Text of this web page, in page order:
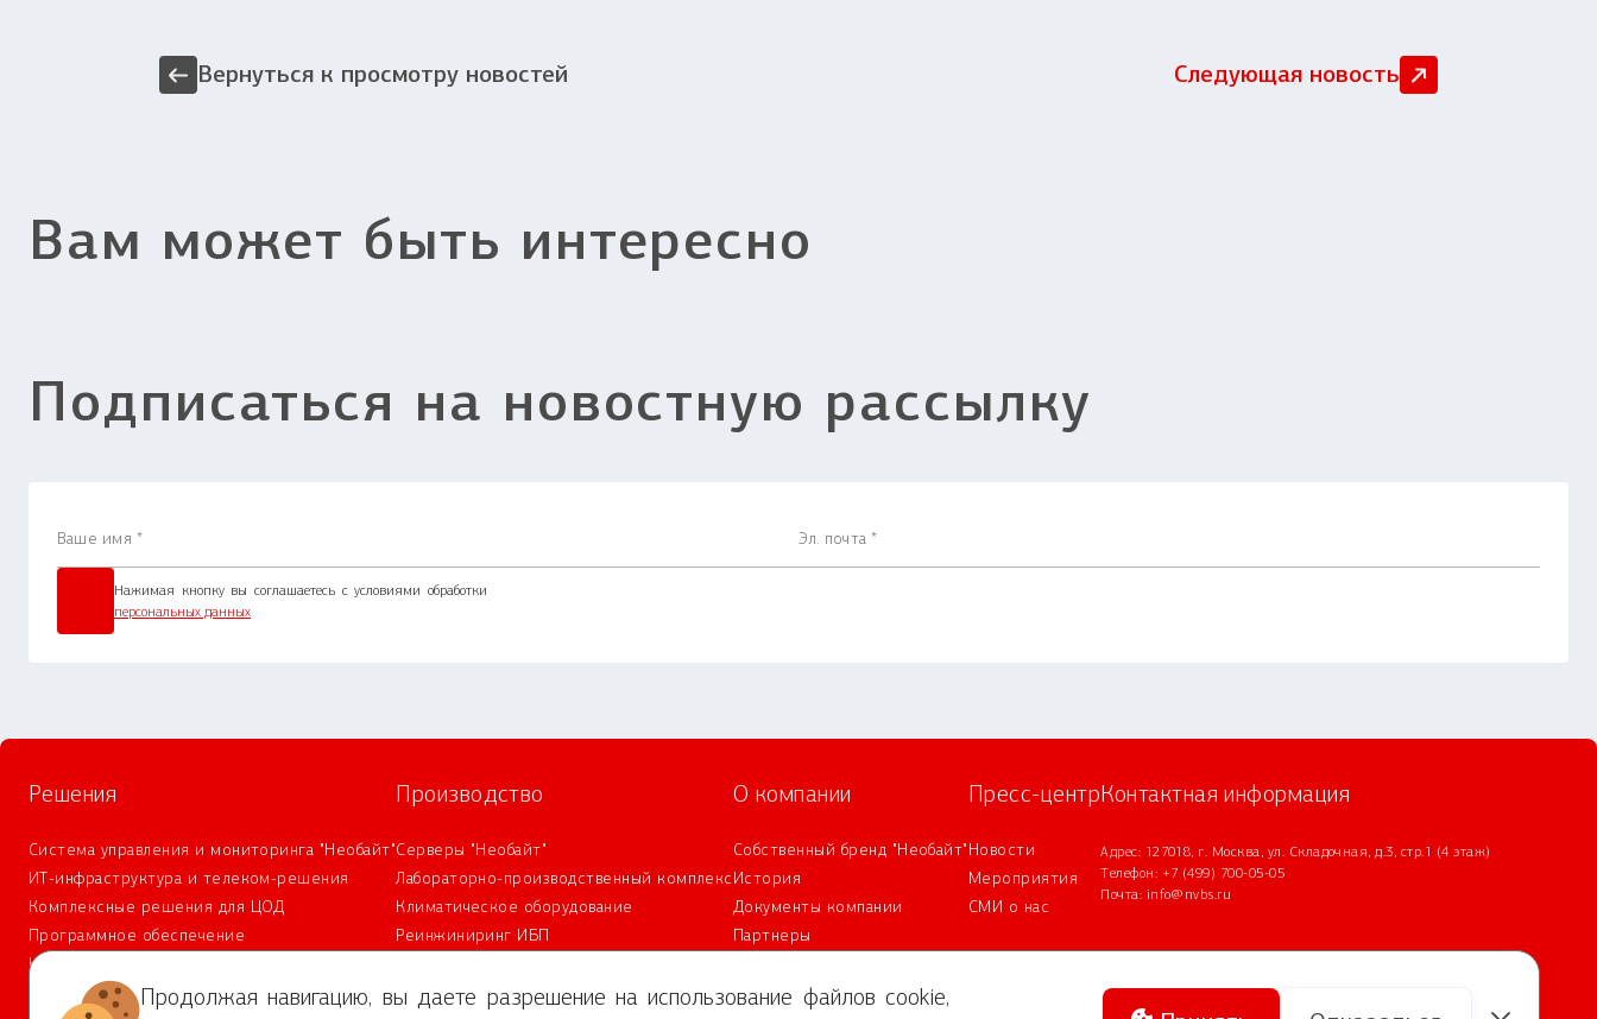
Вернуться к просмотру новостей Следующая новость
Вам может быть интересно
Подписаться на новостную рассылку
Нажимая кнопку вы соглашаетесь с условиями обработки
персональных данных
Решения
Система управления и мониторинга "Необайт"
ИТ-инфраструктура и телеком-решения
Комплексные решения для ЦОД
Программное обеспечение
Комплексная безопасность
Сервис и техническая поддержка
Производство
Серверы "Необайт"
Лабораторно-производственный комплекс
Климатическое оборудование
Реинжиниринг ИБП
О компании
Собственный бренд "Необайт"
История
Документы компании
Партнеры
Пресс-центр
Новости
Мероприятия
СМИ о нас
Контактная информация
Адрес: 127018, г. Москва, ул. Складочная, д.3, стр.1 (4 этаж)
Телефон: +7 (499) 700-05-05
Почта: info@nvbs.ru
Продолжая навигацию, вы даете разрешение на использование файлов cookie,